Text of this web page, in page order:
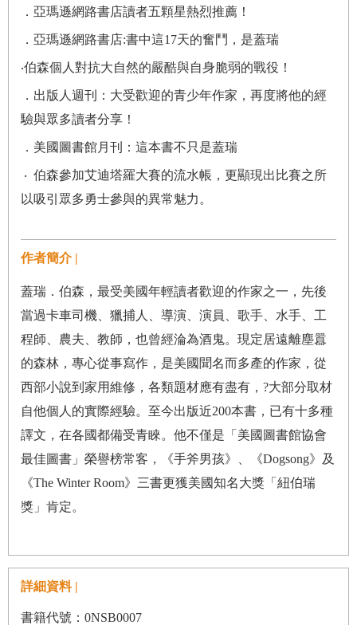
．亞瑪遜網路書店讀者五顆星熱烈推薦！
．亞瑪遜網路書店:書中這17天的奮鬥，是蓋瑞
‧伯森個人對抗大自然的嚴酷與自身脆弱的戰役！
．出版人週刊：大受歡迎的青少年作家，再度將他的經
驗與眾多讀者分享！
．美國圖書館月刊：這本書不只是蓋瑞
‧ 伯森參加艾迪塔羅大賽的流水帳，更顯現出比賽之所
以吸引眾多勇士參與的異常魅力。
作者簡介 |
蓋瑞．伯森，最受美國年輕讀者歡迎的作家之一，先後
當過卡車司機、獵捕人、導演、演員、歌手、水手、工
程師、農夫、教師，也曾經淪為酒鬼。現定居遠離塵囂
的森林，專心從事寫作，是美國聞名而多產的作家，從
西部小說到家用維修，各類題材應有盡有，?大部分取材
自他個人的實際經驗。至今出版近200本書，已有十多種
譯文，在各國都備受青睞。他不僅是「美國圖書館協會
最佳圖書」榮譽榜常客，《手斧男孩》、《Dogsong》及
《The Winter Room》三書更獲美國知名大獎「紐伯瑞
獎」肯定。
詳細資料 |
書籍代號：0NSB0007